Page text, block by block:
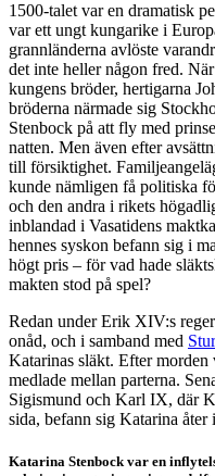
1500-talet var en dramatisk
var ett ungt kungarike i
grannländerna avlöste
det inte heller någon fred.
kungens bröder, hertigarna
bröderna närmade sig
Stenbock på att fly med
natten. Men även efter
till försiktighet.
kunde nämligen få politiska
och den andra i rikets
inblandad i Vasatidens
hennes syskon befann sig i
högt pris – för vad hade
makten stod på spel?
Redan under Erik XIV:s
onåd, och i samband med
Katarinas släkt. Efter
medlade mellan parterna.
Sigismund och Karl IX, där
sida, befann sig Katarina åter
Katarina Stenbock var en